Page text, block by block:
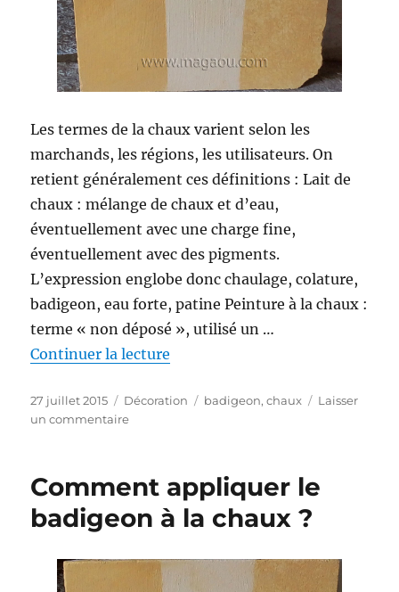
Les termes de la chaux varient selon les
marchands, les régions, les utilisateurs. On
retient généralement ces définitions : Lait de
chaux : mélange de chaux et d’eau,
éventuellement avec une charge fine,
éventuellement avec des pigments.
L’expression englobe donc chaulage, colature,
badigeon, eau forte, patine Peinture à la chaux :
terme « non déposé », utilisé un …
Continuer la lecture
Publié
le
27 juillet 2015 Catégories
Décoration Étiquettes
badigeon,chaux
Laisser
un commentairesur
ou
peinture
à
chaux
Comment appliquer le
badigeon à la chaux ?